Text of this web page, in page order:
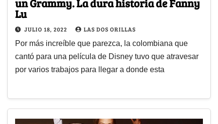
un Grammy. La dura historia de Fanny
Lu
JULIO 18, 2022 LAS DOS ORILLAS
Por más increíble que parezca, la colombiana que
cantó para una película de Disney tuvo que atravesar
por varios trabajos para llegar a donde esta